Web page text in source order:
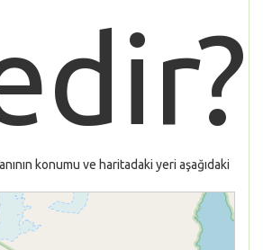
konumu ve haritadaki yeri aşağıdaki